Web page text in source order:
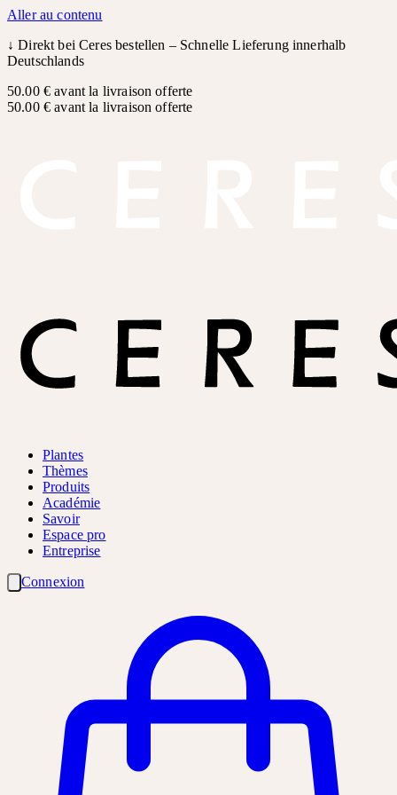
Aller au contenu
↓Direkt bei Ceres bestellen – Schnelle Lieferung innerhalb
Deutschlands
50.00 € avant la livraison offerte
50.00 € avant la livraison offerte
Plantes
Thèmes
Produits
Académie
Savoir
Espace pro
Entreprise
Connexion